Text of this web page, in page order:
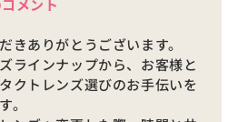
メント
きありがとうございます。
ラインナップから、お客様と
クトレンズ選びのお手伝いを
。